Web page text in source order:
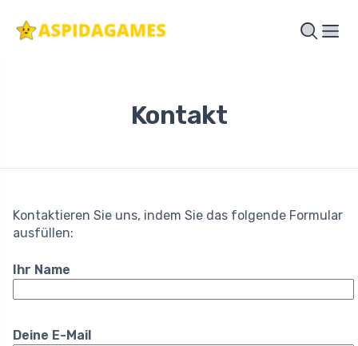
Kontakt
Kontaktieren Sie uns, indem Sie das folgende Formular
ausfüllen:
Ihr Name
Deine E-Mail